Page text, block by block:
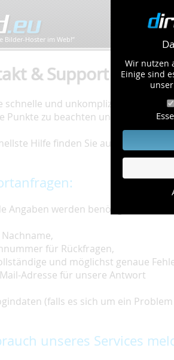
Wir nutzen
Einige sind
Bilder-Hoster im Web!”
& Support
schnelle und unkomplizierte
Punkte zu beachten und einzuhalten.
Hilfe finden Sie auf unserer
Angaben werden benötigt:
für Rückfragen,
und möglichst genaue
Adresse für unsere Antwort
(falls es sich um ein
unseres Services